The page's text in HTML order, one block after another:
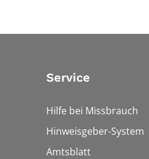
Service
Hilfe bei Missbrauch
Hinweisgeber-System
Amtsblatt